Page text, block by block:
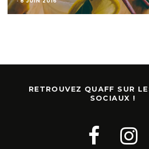
RETROUVEZ QUAFF SUR
SOCIAUX !